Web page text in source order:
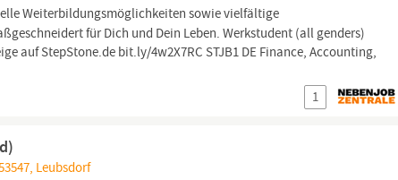
Weiterbildungsmöglichkeiten sowie vielfältige
für Dich und Dein Leben. Werkstudent (all genders)
auf StepStone.de bit.ly/4w2X7RC STJB1 DE Finance, Accounting,
1
Leubsdorf